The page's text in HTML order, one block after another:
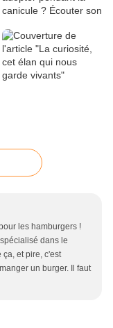
les hamburgers !
dans le
ça, et pire, c'est
un burger. Il faut